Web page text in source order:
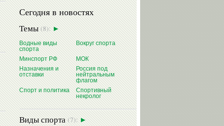
1947г. — родилсяВалерий
ИЛЬИНЫХ(гимнастика спортивная)
1954г. — родилсяВалерий
ГАЗЗАЕВ(футбол)
1956г. — родилсяВладимир
РЫБАКОВ(легкая атлетика)
читать далее
Сегодня в новостях
Темы(8):
Водные виды
спорта
Вокруг спорта
Минспорт РФ
МОК
Назначения и
отставки
Россия под
нейтральным
флагом
Спорт и политика
Спортивный
некролог
Виды спорта(7):